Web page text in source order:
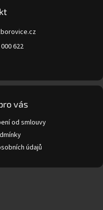
622
vás
od smlouvy
údajů